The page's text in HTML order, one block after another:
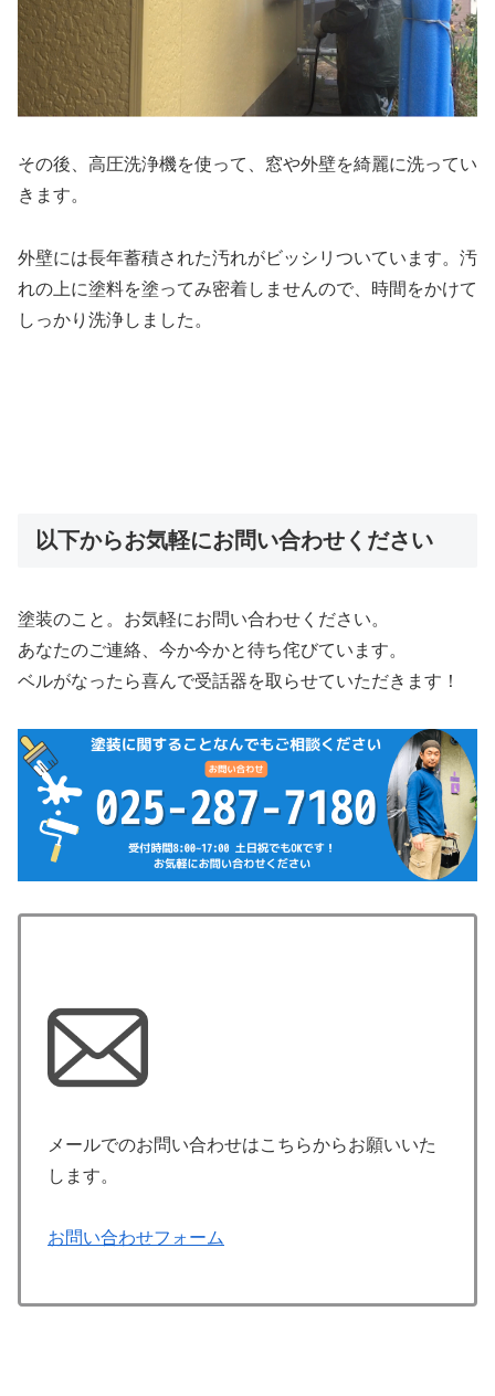
その後、高圧洗浄機を使って、窓や外壁を綺麗に洗ってい
きます。
外壁には長年蓄積された汚れがビッシリついています。汚
れの上に塗料を塗ってみ密着しませんので、時間をかけて
しっかり洗浄しました。
以下からお気軽にお問い合わせください
塗装のこと。お気軽にお問い合わせください。
あなたのご連絡、今か今かと待ち侘びています。
ベルがなったら喜んで受話器を取らせていただきます！
メールでのお問い合わせはこちらからお願いいた
します。
お問い合わせフォーム